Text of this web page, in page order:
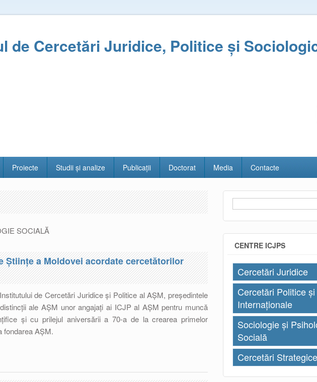
de Cercetări Juridice, Politice și
Proiecte Studii și analize Publicații Doctorat Media Contacte
SOCIALĂ
Științe a Moldovei acordate cercetătorilor
de Cercetări Juridice și Politice al AȘM, președintele
ale AȘM unor angajați ai ICJP al AȘM pentru muncă
și cu prilejul aniversării a 70-a de la crearea primelor
fondarea AȘM.
Formular de
CENTRE ICJPS
Cercetări Juridice
Cercetări Politice
Internaționale
Sociologie și
Socială
Cercetări Strategice